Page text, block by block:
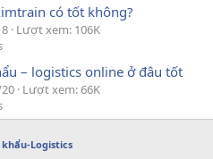
có tốt không?
Lượt xem: 106K
– logistics online ở đâu tốt
Lượt xem: 66K
Logistics